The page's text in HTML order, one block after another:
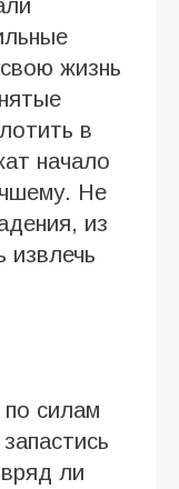
жизнь
в
начало
Не
из
извлечь
силам
ли